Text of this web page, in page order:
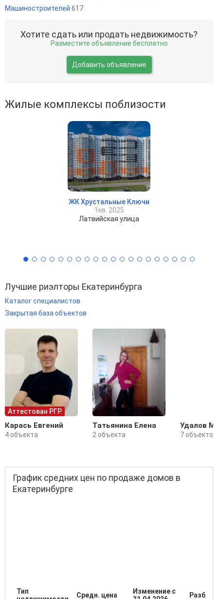
Машиностроителей 617
Хотите сдать или продать недвижимость?
Разместите объявление бесплатно
Добавить объявление
Жилые комплексы поблизости
ЖК Хрустальные Ключи
1кв. 2025
Латвийская улица
Лучшие риэлторы Екатеринбурга
Каталог специалистов
Закрытая база объектов
Аттестован РГР
Карась Евгений
4 объекта
Татьянина Елена
2 объекта
Удалов
7 объектов
График средних цен по продаже домов в
Екатеринбурге
Тип
Средн. цена
Изменение с